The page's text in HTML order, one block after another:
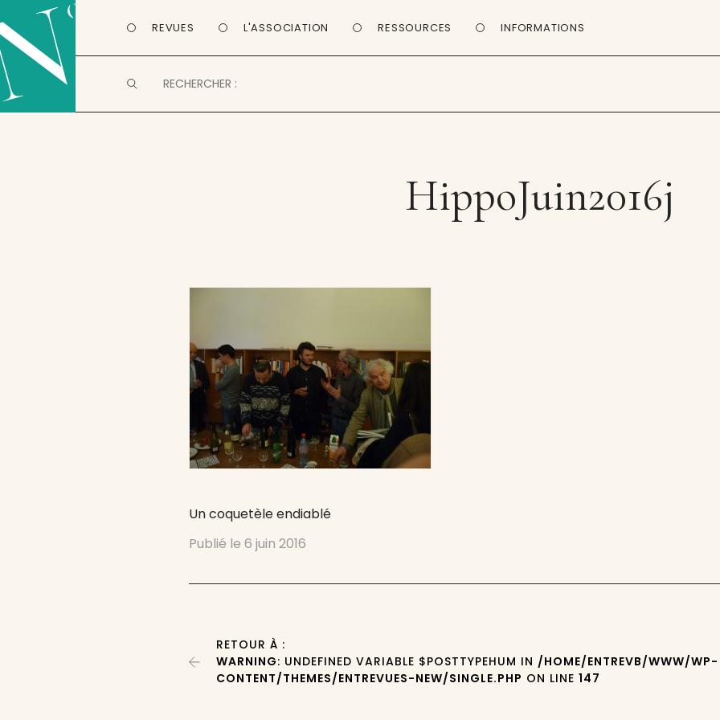
REVUES L'ASSOCIATION RESSOURCES INFORMATIONS
HippoJuin2016j
Un coquetèle endiablé
Publié le6 juin 2016
RETOUR À :
WARNING: UNDEFINED VARIABLE $POSTTYPEHUM IN /HOME/ENTREVB/WWW/WP-
CONTENT/THEMES/ENTREVUES-NEW/SINGLE.PHP ON LINE147